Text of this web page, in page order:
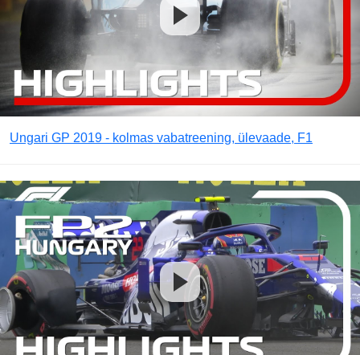
Ungari GP 2019 - kolmas vabatreening, ülevaade, F1